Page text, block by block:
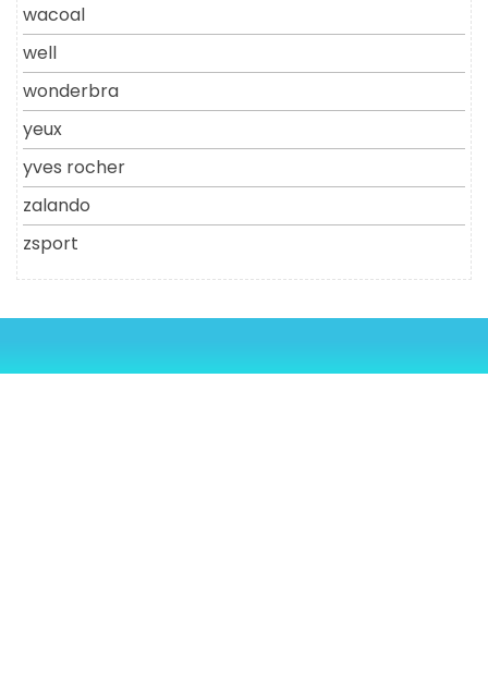
wacoal
well
wonderbra
yeux
yves rocher
zalando
zsport